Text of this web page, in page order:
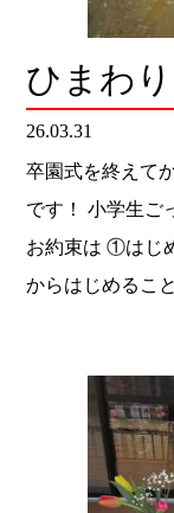
ひまわ
26.03.31
卒園式を終えて
です！ 小学生ご
お約束は ①はじ
からはじめるこ